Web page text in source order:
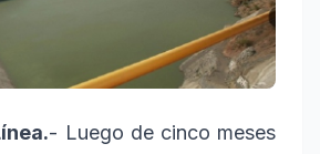
- Luego de cinco meses